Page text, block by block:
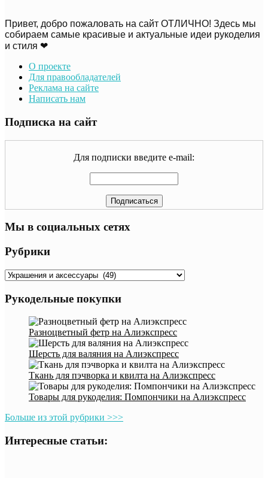
Привет, добро пожаловать на сайт ОТЛИЧНО! Здесь мы
собираем самые красивые и актуальные идеи рукоделия
и стиля ❤
О проекте
Для правообладателей
Реклама на сайте
Написать нам
Подписка на сайт
Для подписки введите e-mail:
Мы в социальных сетях
Рубрики
Рубрики
Рукодельные покупки
Разноцветный фетр на Алиэкспресс
Шерсть для валяния на Алиэкспресс
Ткань для пэчворка и квилта на Алиэкспресс
Товары для рукоделия: Помпончики на Алиэкспресс
Больше из этой рубрики >>>
Интересные статьи: